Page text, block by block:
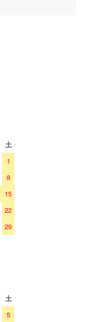
土
1
8
15
22
29
土
5